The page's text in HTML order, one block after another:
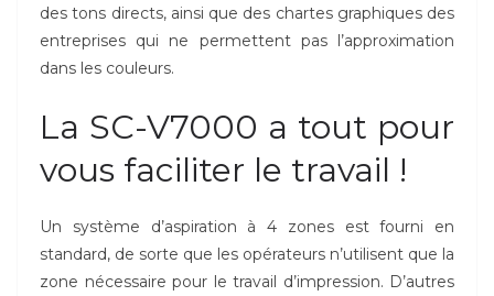
des tons directs, ainsi que des chartes graphiques des
entreprises qui ne permettent pas l’approximation
dans les couleurs.
La SC-V7000 a tout pour
vous faciliter le travail !
Un système d’aspiration à 4 zones est fourni en
standard, de sorte que les opérateurs n’utilisent que la
zone nécessaire pour le travail d’impression. D’autres